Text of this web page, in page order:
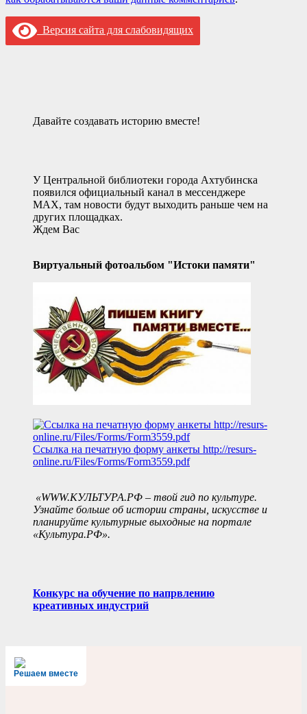
Версия сайта для слабовидящих
Давайте создавать историю вместе!
У Центральной библиотеки города Ахтубинска
появился официальный канал в мессенджере
MAX, там новости будут выходить раньше чем на
других площадках.
Ждем Вас
Виртуальный фотоальбом "Истоки памяти"
Ссылка на печатную форму анкеты http://resurs-
online.ru/Files/Forms/Form3559.pdf
«WWW.КУЛЬТУРА.РФ – твой гид по культуре.
Узнайте больше об истории страны, искусстве и
планируйте культурные выходные на портале
«Культура.РФ».
Конкурс на обучение по напрвлению
креативных индустрий
Решаем вместе